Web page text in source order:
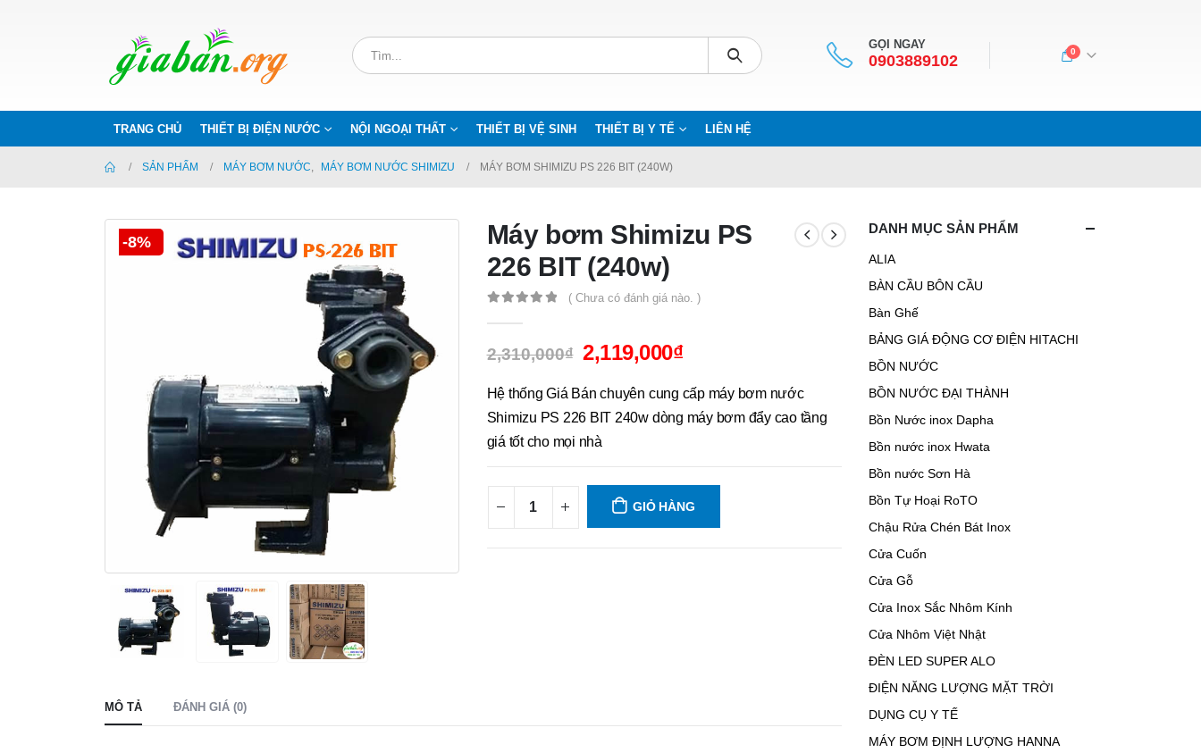
GỌI NGAY
0903889102
0
TRANG CHỦ THIẾT BỊ ĐIỆN NƯỚC NỘI NGOẠI THẤT THIẾT BỊ VỆ SINH THIẾT BỊ Y TẾ LIÊN HỆ
SẢN PHẨM MÁY BƠM NƯỚC, MÁY BƠM NƯỚC SHIMIZU MÁY BƠM SHIMIZU PS 226 BIT (240W)
-8%
Máy bơm Shimizu PS
226 BIT (240w)
( Chưa có đánh giá nào. )
2,310,000₫ 2,119,000₫
Hệ thống Giá Bán chuyên cung cấp máy bơm nước
Shimizu PS 226 BIT 240w dòng máy bơm đẩy cao tầng
giá tốt cho mọi nhà
GIỎ HÀNG
MÔ TẢ ĐÁNH GIÁ (0)
DANH MỤC SẢN PHẨM
ALIA
BÀN CẦU BÔN CẦU
Bàn Ghế
BẢNG GIÁ ĐỘNG CƠ ĐIỆN HITACHI
BỒN NƯỚC
BỒN NƯỚC ĐẠI THÀNH
Bồn Nước inox Dapha
Bồn nước inox Hwata
Bồn nước Sơn Hà
Bồn Tự Hoại RoTO
Chậu Rửa Chén Bát Inox
Cửa Cuốn
Cửa Gỗ
Cửa Inox Sắc Nhôm Kính
Cửa Nhôm Việt Nhật
ĐÈN LED SUPER ALO
ĐIỆN NĂNG LƯỢNG MẶT TRỜI
DỤNG CỤ Y TẾ
MÁY BƠM ĐỊNH LƯỢNG HANNA